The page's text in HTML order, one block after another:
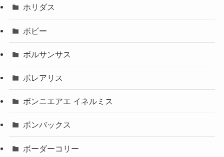
ホリダス
ボビー
ボルサンサス
ボレアリス
ボンニエアエ イネルミス
ボンバックス
ボーダーコリー